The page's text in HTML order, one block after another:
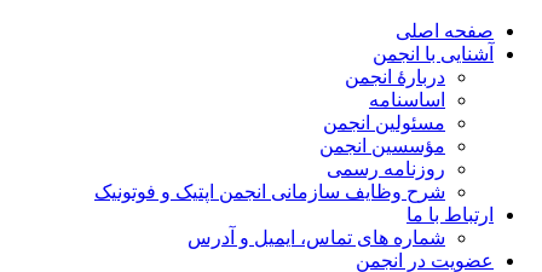
صفحه اصلی
آشنایی با انجمن
دربارۀ انجمن
اساسنامه
مسئولین انجمن
مؤسسین انجمن
روزنامه رسمی
شرح وظایف سازمانی انجمن اپتیک و فوتونیک
ارتباط با ما
شماره های تماس، ایمیل و آدرس
عضویت در انجمن